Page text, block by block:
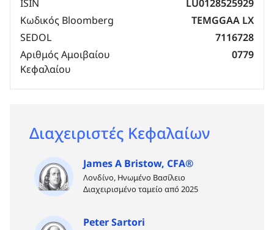
ISIN
LU0128525929
Κωδικός Bloomberg
TEMGGAA LX
SEDOL
7116728
Αριθμός Αμοιβαίου
Κεφαλαίου
0779
Διαχειριστές Κεφαλαίων
James A Bristow, CFA®
Λονδίνο, Ηνωμένο Βασίλειο
Διαχειρισμένο ταμείο από 2025
Peter Sartori